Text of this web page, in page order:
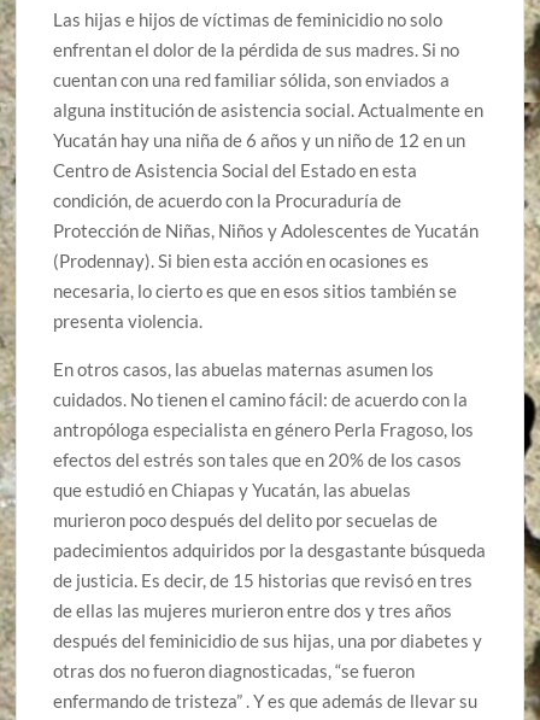
Las hijas e hijos de víctimas de feminicidio no solo
enfrentan el dolor de la pérdida de sus madres. Si no
cuentan con una red familiar sólida, son enviados a
alguna institución de asistencia social. Actualmente en
Yucatán hay una niña de 6 años y un niño de 12 en un
Centro de Asistencia Social del Estado en esta
condición, de acuerdo con la Procuraduría de
Protección de Niñas, Niños y Adolescentes de Yucatán
(Prodennay). Si bien esta acción en ocasiones es
necesaria, lo cierto es que en esos sitios también se
presenta violencia.
En otros casos, las abuelas maternas asumen los
cuidados. No tienen el camino fácil: de acuerdo con la
antropóloga especialista en género Perla Fragoso, los
efectos del estrés son tales que en 20% de los casos
que estudió en Chiapas y Yucatán, las abuelas
murieron poco después del delito por secuelas de
padecimientos adquiridos por la desgastante búsqueda
de justicia. Es decir, de 15 historias que revisó en tres
de ellas las mujeres murieron entre dos y tres años
después del feminicidio de sus hijas, una por diabetes y
otras dos no fueron diagnosticadas, “se fueron
enfermando de tristeza” . Y es que además de llevar su